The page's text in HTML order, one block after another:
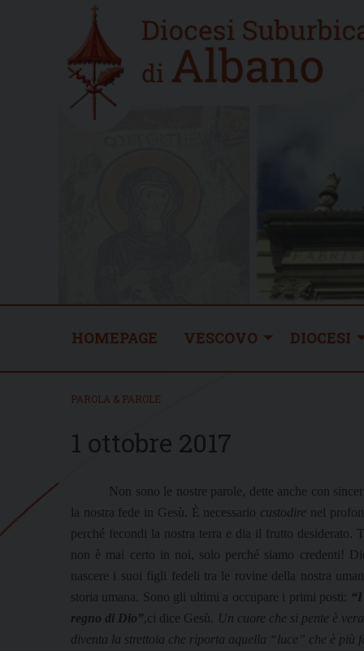
Home
new
HOMEPAGE VESCOVO DIOCESI
PAROLA & PAROLE
1 ottobre 2017
Non sono le nostre parole, dette anche con
la nostra fede in Gesù. È necessario custodire nel
perché fecondi la nostra terra e dia il frutto desiderato.
non è mai certo in noi, solo perché siamo credenti!
nascere i suoi figli fedeli tra le rovine della nostra
storia umana. Sono gli ultimi a occupare i primi posti:
regno di Dio”,ci dice Gesù.
Un cuore che si pente è
diventa la strettoia che riporta aquella “luce” che è più